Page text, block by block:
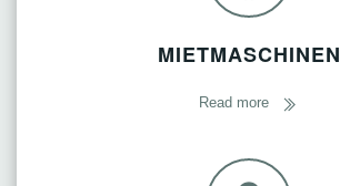
MIETMASCHINEN
Read more